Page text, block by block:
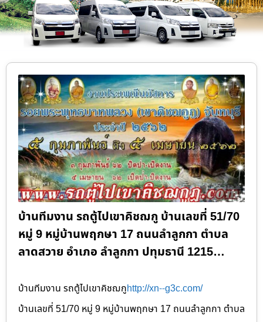
บ้านทีมงาน รถตู้ไปเขาคิชฌกู บ้านเลขที่ 51/70
หมู่ 9 หมู่บ้านพฤกษา 17 ถนนลำลูกกา ตำบล
ลาดสวาย อำเภอ ลำลูกกา ปทุมธานี 1215…
บ้านทีมงาน รถตู้ไปเขาคิชฌกูhttp://xn--g3c.com/
บ้านเลขที่ 51/70 หมู่ 9 หมู่บ้านพฤกษา 17 ถนนลำลูกกา ตำบล